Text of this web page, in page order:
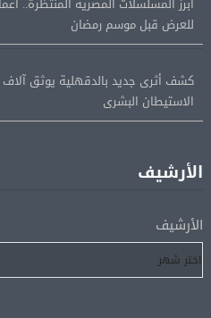
كشف أثرى جديد بالدقهلية يوثق
الاستيطان البشرى
خلاف متصاعد بشأن الهجرة
فانس: سنواصل الضغط على إيران..
الأرشيف
الأرشيف